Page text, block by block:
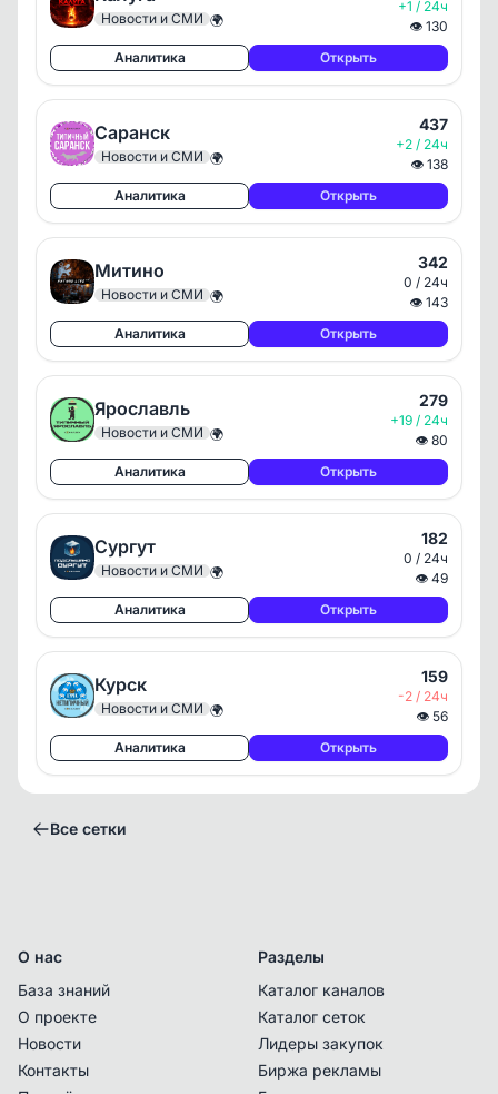
Новости и СМИ 🌍
+1 / 24ч
👁 130
Аналитика
Открыть
Саранск
Новости и СМИ 🌍
437
+2 / 24ч
👁 138
Аналитика
Открыть
Митино
Новости и СМИ 🌍
342
0 / 24ч
👁 143
Аналитика
Открыть
Ярославль
Новости и СМИ 🌍
279
+19 / 24ч
👁 80
Аналитика
Открыть
Сургут
Новости и СМИ 🌍
182
0 / 24ч
👁 49
Аналитика
Открыть
Курск
Новости и СМИ 🌍
159
-2 / 24ч
👁 56
Аналитика
Открыть
Все сетки
О нас
База знаний
О проекте
Новости
Контакты
Разделы
Каталог каналов
Каталог сеток
Лидеры закупок
Биржа рекламы